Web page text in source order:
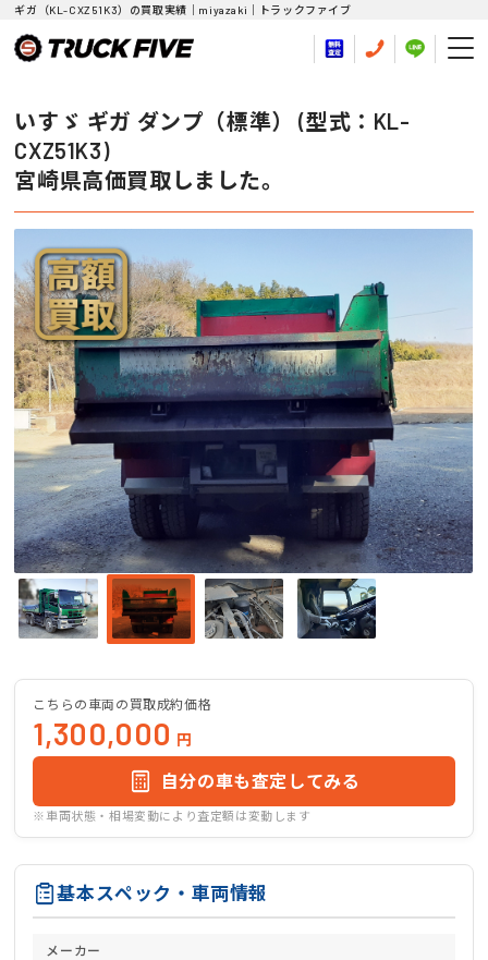
ギガ（KL-CXZ51K3）の買取実績｜miyazaki｜トラックファイブ
いすゞ ギガ ダンプ（標準） (型式：KL-
CXZ51K3)
宮崎県高価買取しました。
こちらの車両の買取成約価格
1,300,000 円
自分の車も査定してみる
※車両状態・相場変動により査定額は変動します
基本スペック・車両情報
メーカー